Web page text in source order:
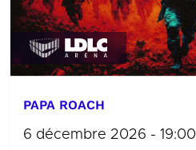
PAPA ROACH
6 décembre 2026 - 19:00